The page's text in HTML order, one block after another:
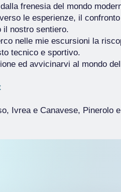
frenesia del mondo
le esperienze, il
il nostro sentiero.
nelle mie escursioni la
tecnico e sportivo.
ed avvicinarvi al mondo
Ivrea e Canavese, Pinerolo